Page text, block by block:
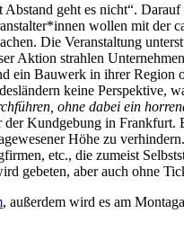
geht es nicht“.
wollen mit der
Die Veranstaltung
Aktion strahlen
ein Bauwerk in ihrer
keine
ohne dabei ein
Kundgebung in
Höhe zu
etc., die zumeist
gebeten, aber auch ohne
, außerdem wird es am